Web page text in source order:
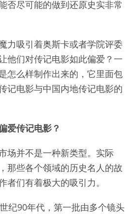
否尽可能的做到还原史实非常
力吸引着奥斯卡或者学院评委
他们对传记电影如此偏爱？一
怎么样制作出来的，它里面包
记电影与中国内地传记电影的
爱传记电影？
场并不是一种新类型。实际
那些各个领域的历史名人的故
者们有着极大的吸引力。
纪90年代，第一批由多个镜头